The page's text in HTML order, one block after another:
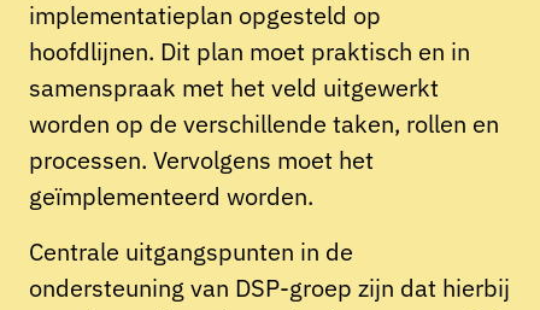
implementatieplan opgesteld op
hoofdlijnen. Dit plan moet praktisch en in
samenspraak met het veld uitgewerkt
worden op de verschillende taken, rollen en
processen. Vervolgens moet het
geïmplementeerd worden.
Centrale uitgangspunten in de
ondersteuning van DSP-groep zijn dat hierbij